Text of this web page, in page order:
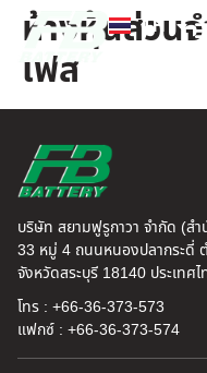
TH
EN
ห้างหุ้นส่วน
เฟส
บริษัท สยามฟูรูกาวา จำกัด (ส
33 หมู่ 4 ถนนหนองปลากระดี่
จังหวัดสระบุรี 18140 ประเทศไ
โทร : +66-36-373-573
แฟกซ์ : +66-36-373-574